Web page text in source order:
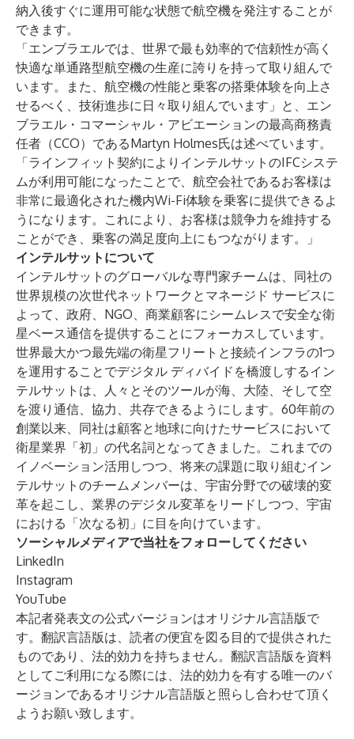
納入後すぐに運用可能な状態で航空機を発注することが
できます。
「エンブラエルでは、世界で最も効率的で信頼性が高く
快適な単通路型航空機の生産に誇りを持って取り組んで
います。また、航空機の性能と乗客の搭乗体験を向上さ
せるべく、技術進歩に日々取り組んでいます」と、エン
ブラエル・コマーシャル・アビエーションの最高商務責
任者（CCO）であるMartyn Holmes氏は述べています。
「ラインフィット契約によりインテルサットのIFCシステ
ムが利用可能になったことで、航空会社であるお客様は
非常に最適化された機内Wi-Fi体験を乗客に提供できるよ
うになります。これにより、お客様は競争力を維持する
ことができ、乗客の満足度向上にもつながります。」
インテルサットについて
インテルサットのグローバルな専門家チームは、同社の
世界規模の次世代ネットワークとマネージド サービスに
よって、政府、NGO、商業顧客にシームレスで安全な衛
星ベース通信を提供することにフォーカスしています。
世界最大かつ最先端の衛星フリートと接続インフラの1つ
を運用することでデジタル ディバイドを橋渡しするイン
テルサットは、人々とそのツールが海、大陸、そして空
を渡り通信、協力、共存できるようにします。60年前の
創業以来、同社は顧客と地球に向けたサービスにおいて
衛星業界「初」の代名詞となってきました。これまでの
イノベーション活用しつつ、将来の課題に取り組むイン
テルサットのチームメンバーは、宇宙分野での破壊的変
革を起こし、業界のデジタル変革をリードしつつ、宇宙
における「次なる初」に目を向けています。
ソーシャルメディアで当社をフォローしてください
LinkedIn
Instagram
YouTube
本記者発表文の公式バージョンはオリジナル言語版で
す。翻訳言語版は、読者の便宜を図る目的で提供された
ものであり、法的効力を持ちません。翻訳言語版を資料
としてご利用になる際には、法的効力を有する唯一のバ
ージョンであるオリジナル言語版と照らし合わせて頂く
ようお願い致します。